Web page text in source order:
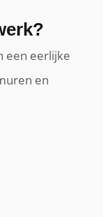
een eerlijke
en